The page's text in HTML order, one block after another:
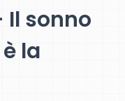
sonno
la